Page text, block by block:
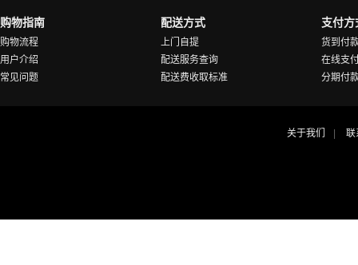
购物指南
购物流程
用户介绍
常见问题
配送方式
上门自提
配送服务查询
配送费收取标准
支付方
货到付
在线支
分期付
关于我们 联